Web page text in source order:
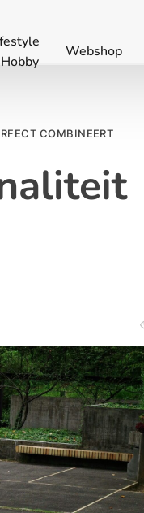
Webshop
COMBINEERT